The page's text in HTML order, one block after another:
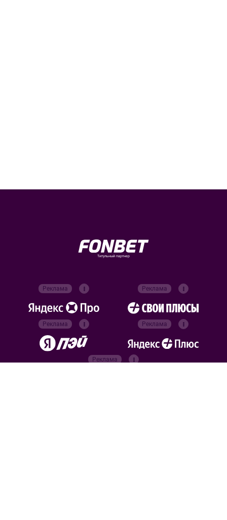
Титульный партнер
Реклама Реклама
Реклама Реклама
Реклама